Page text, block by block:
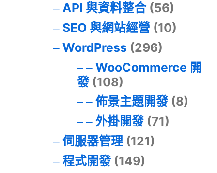
API 與資料整合(56)
SEO 與網站經營 (10)
WordPress (296)
WooCommerce 開
發(108)
佈景主題開發(8)
外掛開發(71)
伺服器管理(121)
程式開發(149)